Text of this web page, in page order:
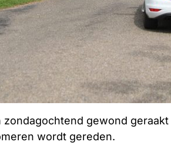
gewond
wordt gereden.